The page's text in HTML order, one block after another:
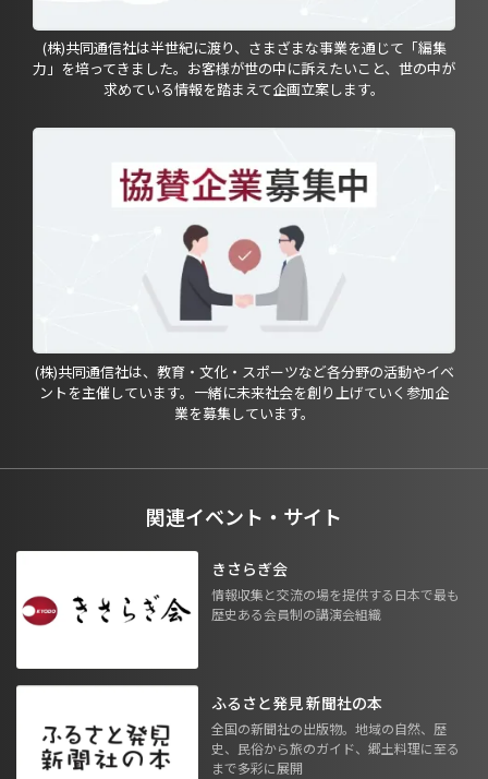
(株)共同通信社は半世紀に渡り、さまざまな事業を通じて「編集
力」を培ってきました。お客様が世の中に訴えたいこと、世の中が
求めている情報を踏まえて企画立案します。
(株)共同通信社は、教育・文化・スポーツなど各分野の活動やイベ
ントを主催しています。一緒に未来社会を創り上げていく参加企
業を募集しています。
関連イベント・サイト
きさらぎ会
情報収集と交流の場を提供する日本で最も
歴史ある会員制の講演会組織
ふるさと発見 新聞社の本
全国の新聞社の出版物。地域の自然、歴
史、民俗から旅のガイド、郷土料理に至る
まで多彩に展開